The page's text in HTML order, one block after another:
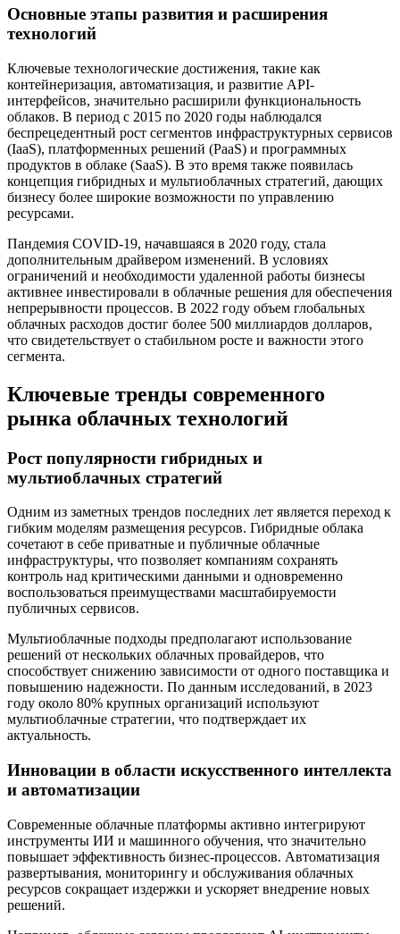
Основные этапы развития и расширения
технологий
Ключевые технологические достижения, такие как
контейнеризация, автоматизация, и развитие API-
интерфейсов, значительно расширили функциональность
облаков. В период с 2015 по 2020 годы наблюдался
беспрецедентный рост сегментов инфраструктурных сервисов
(IaaS), платформенных решений (PaaS) и программных
продуктов в облаке (SaaS). В это время также появилась
концепция гибридных и мультиоблачных стратегий, дающих
бизнесу более широкие возможности по управлению
ресурсами.
Пандемия COVID-19, начавшаяся в 2020 году, стала
дополнительным драйвером изменений. В условиях
ограничений и необходимости удаленной работы бизнесы
активнее инвестировали в облачные решения для обеспечения
непрерывности процессов. В 2022 году объем глобальных
облачных расходов достиг более 500 миллиардов долларов,
что свидетельствует о стабильном росте и важности этого
сегмента.
Ключевые тренды современного
рынка облачных технологий
Рост популярности гибридных и
мультиоблачных стратегий
Одним из заметных трендов последних лет является переход к
гибким моделям размещения ресурсов. Гибридные облака
сочетают в себе приватные и публичные облачные
инфраструктуры, что позволяет компаниям сохранять
контроль над критическими данными и одновременно
воспользоваться преимуществами масштабируемости
публичных сервисов.
Мультиоблачные подходы предполагают использование
решений от нескольких облачных провайдеров, что
способствует снижению зависимости от одного поставщика и
повышению надежности. По данным исследований, в 2023
году около 80% крупных организаций используют
мультиоблачные стратегии, что подтверждает их
актуальность.
Инновации в области искусственного интеллекта
и автоматизации
Современные облачные платформы активно интегрируют
инструменты ИИ и машинного обучения, что значительно
повышает эффективность бизнес-процессов. Автоматизация
развертывания, мониторингу и обслуживания облачных
ресурсов сокращает издержки и ускоряет внедрение новых
решений.